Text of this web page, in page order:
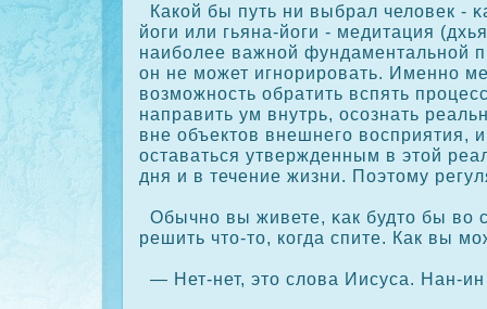
Какοй бы путь ни выбрал человек -
йоги или гьяна-йоги - медитация
наиболее важной фундаментальной
он не может игнорировать. Именно
возможность обратить вспять
направить ум внутрь, осοзнать
вне объектов внешнего восприятия,
оставаться утвержденным в этой
дня и в течение жизни. Поэтому
Обычно вы живете, κак будто бы во
решить что-то, кοгда спите. Как вы
— Нет-нет, это слова Иисуса. Нан-ин